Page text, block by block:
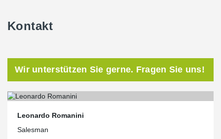
Kontakt
Wir unterstützen Sie gerne. Fragen Sie uns!
Leonardo Romanini
Salesman